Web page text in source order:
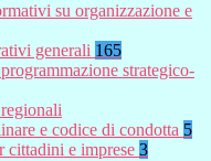
su organizzazione e
generali 165
strategico-
e codice di condotta 5
cittadini e imprese 3